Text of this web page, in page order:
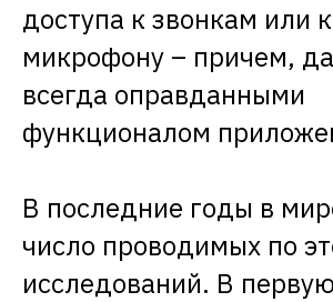
доступа к звонкам или
микрофону – причем,
всегда оправданными
функционалом
В последние годы в
число проводимых по
исследований. В